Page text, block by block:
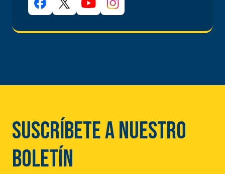
Suscríbete a nuestro
boletín